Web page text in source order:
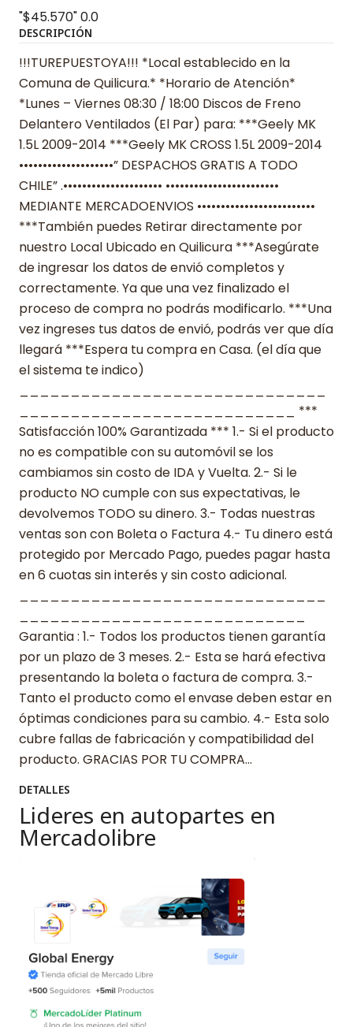
"$45.570"0.0
DESCRIPCIÓN
!!!TUREPUESTOYA!!! *Local establecido en la
Comuna de Quilicura.* *Horario de Atención*
*Lunes – Viernes 08:30 / 18:00 Discos de Freno
Delantero Ventilados (El Par) para: ***Geely MK
1.5L 2009-2014 ***Geely MK CROSS 1.5L 2009-2014
••••••••••••••••••••” DESPACHOS GRATIS A TODO
CHILE” .••••••••••••••••••••• ••••••••••••••••••••••••
MEDIANTE MERCADOENVIOS •••••••••••••••••••••••••
***También puedes Retirar directamente por
nuestro Local Ubicado en Quilicura ***Asegúrate
de ingresar los datos de envió completos y
correctamente. Ya que una vez finalizado el
proceso de compra no podrás modificarlo. ***Una
vez ingreses tus datos de envió, podrás ver que día
llegará ***Espera tu compra en Casa. (el día que
el sistema te indico)
___________________________ ***
Satisfacción 100% Garantizada *** 1.- Si el producto
no es compatible con su automóvil se los
cambiamos sin costo de IDA y Vuelta. 2.- Si le
producto NO cumple con sus expectativas, le
devolvemos TODO su dinero. 3.- Todas nuestras
ventas son con Boleta o Factura 4.- Tu dinero está
protegido por Mercado Pago, puedes pagar hasta
en 6 cuotas sin interés y sin costo adicional.
Garantia : 1.- Todos los productos tienen garantía
por un plazo de 3 meses. 2.- Esta se hará efectiva
presentando la boleta o factura de compra. 3.-
Tanto el producto como el envase deben estar en
óptimas condiciones para su cambio. 4.- Esta solo
cubre fallas de fabricación y compatibilidad del
producto. GRACIAS POR TU COMPRA…
DETALLES
Lideres en autopartes en
Mercadolibre